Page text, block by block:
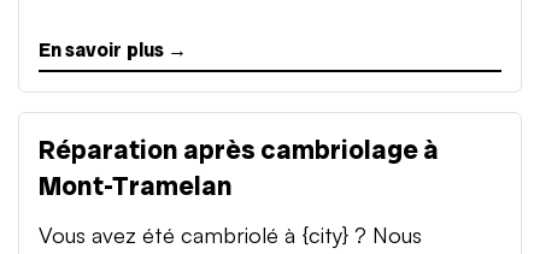
En savoir plus →
Réparation après cambriolage à
Mont-Tramelan
Vous avez été cambriolé à {city} ? Nous